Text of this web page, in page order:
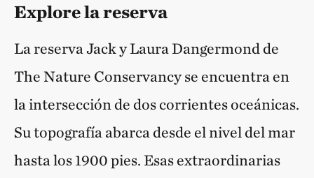
Explore la reserva
La reserva Jack y Laura Dangermond de
The Nature Conservancy se encuentra en
la intersección de dos corrientes oceánicas.
Su topografía abarca desde el nivel del mar
hasta los 1900 pies. Esas extraordinarias